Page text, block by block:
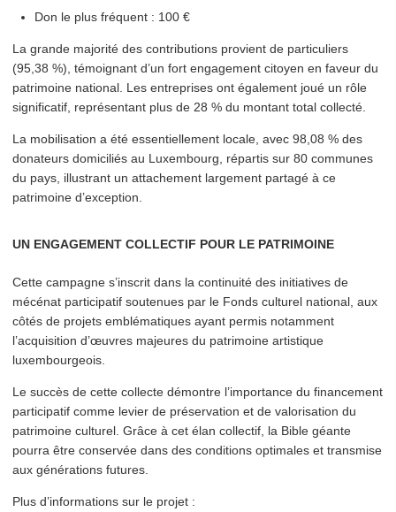
Don le plus fréquent : 100 €
La grande majorité des con­tri­bu­tions provient de par­ti­c­uliers
(95,38 %), témoignant d’un fort engagement citoyen en faveur du
patrimoine national. Les entreprises ont également joué un rôle
sig­ni­fi­catif, représen­tant plus de 28 % du montant total collecté.
La mobil­i­sa­tion a été essen­tielle­ment locale, avec 98,08 % des
donateurs domiciliés au Luxembourg, répartis sur 80 communes
du pays, illustrant un attachement largement partagé à ce
patrimoine d’exception.
UN ENGAGEMENT COLLECTIF POUR LE PATRIMOINE
Cette campagne s’inscrit dans la continuité des initiatives de
mécénat par­tic­i­patif soutenues par le Fonds culturel national, aux
côtés de projets emblé­ma­tiques ayant permis notamment
l’acquisition d’œuvres majeures du patrimoine artistique
luxembourgeois.
Le succès de cette collecte démontre l’importance du financement
par­tic­i­patif comme levier de préser­va­tion et de val­ori­sa­tion du
patrimoine culturel. Grâce à cet élan collectif, la Bible géante
pourra être conservée dans des conditions optimales et transmise
aux générations futures.
Plus d’informations sur le projet :